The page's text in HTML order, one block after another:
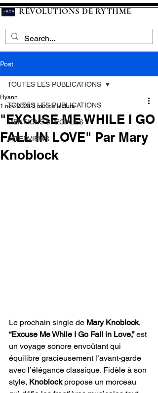
RÉVOLUTIONS DE RYTHME
Post
TOUTES LES PUBLICATIONS
MENTIONS SPECIALES
INTERVIEWS
TOUTES LES PUBLICATIONS
"EXCUSE ME WHILE I GO
FALL IN LOVE" Par Mary
Knoblock
Ryann
1 nov. 2024 3 min de lecture
Le prochain single de Mary Knoblock,
“Excuse Me While I Go Fall in Love,” est
un voyage sonore envoûtant qui
équilibre gracieusement l’avant-garde
avec l’élégance classique. Fidèle à son
style, Knoblock propose un morceau